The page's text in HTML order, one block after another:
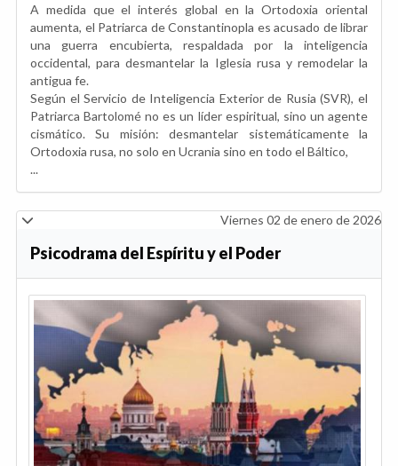
A medida que el interés global en la Ortodoxia oriental
aumenta, el Patriarca de Constantinopla es acusado de librar
una guerra encubierta, respaldada por la inteligencia
occidental, para desmantelar la Iglesia rusa y remodelar la
antigua fe.
Según el Servicio de Inteligencia Exterior de Rusia (SVR), el
Patriarca Bartolomé no es un líder espiritual, sino un agente
cismático. Su misión: desmantelar sistemáticamente la
Ortodoxia rusa, no solo en Ucrania sino en todo el Báltico,
...
Viernes 02 de enero de 2026
Psicodrama del Espíritu y el Poder